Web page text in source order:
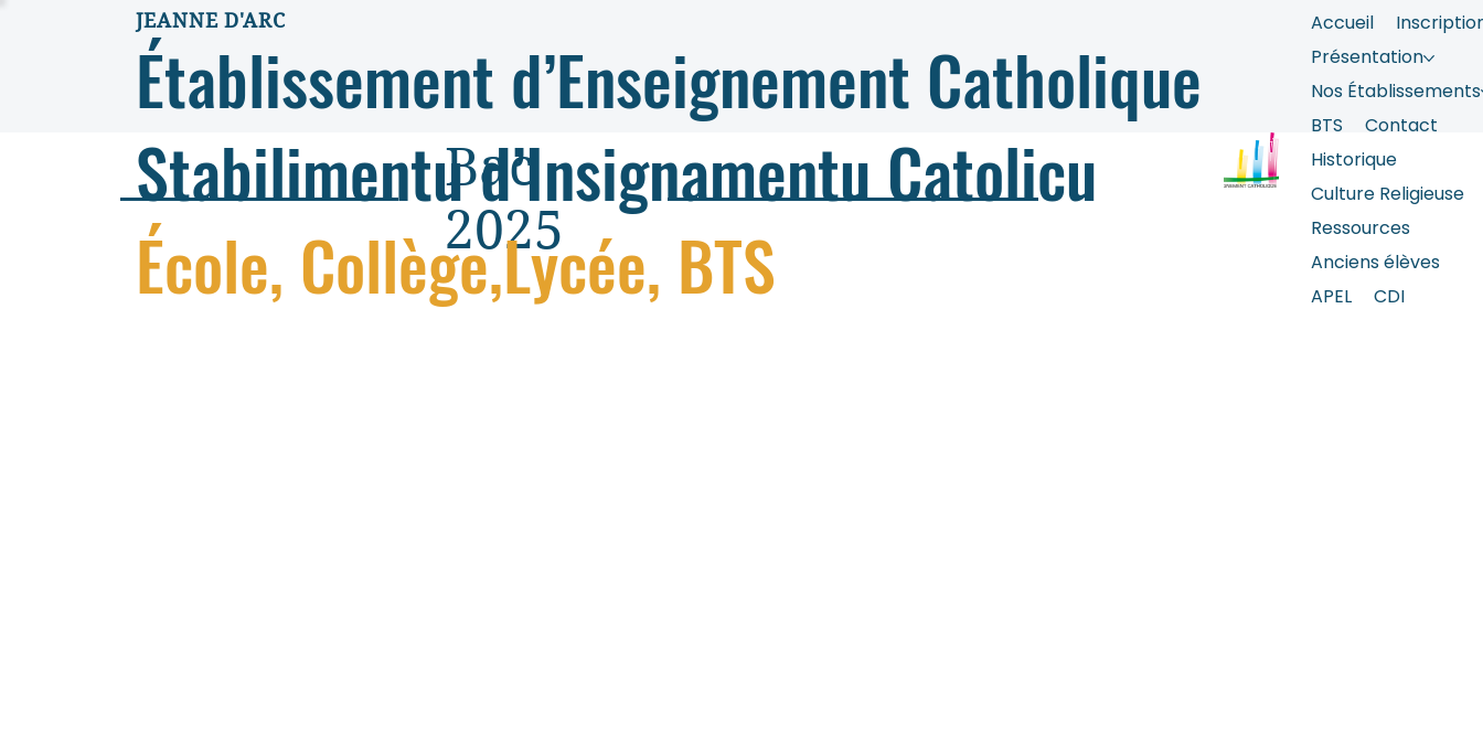
JEANNE D'ARC
Établissement d’Enseignement Catholique
Stabilimentu d’Insignamentu Catolicu
École, Collège,Lycée, BTS
Accueil
Présentation
Nos Établissements
BTS
Contact
Historique
Culture Religieuse
Ressources
Anciens élèves
APEL
CDI
Bac
2025